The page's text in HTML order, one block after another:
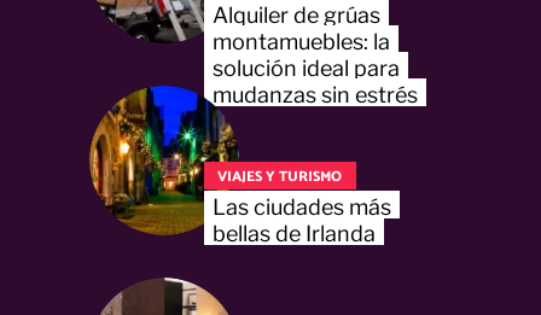
Alquiler de grúas
montamuebles: la
solución ideal para
mudanzas sin estrés
VIAJES Y TURISMO
Las ciudades más
bellas de Irlanda